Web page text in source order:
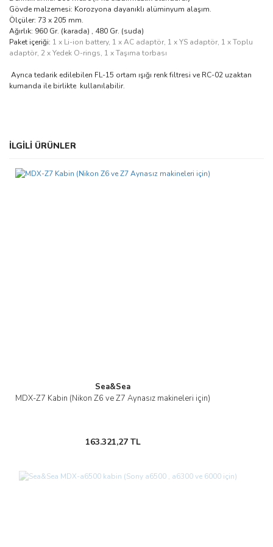
Gövde malzemesi: Korozyona dayanıklı alüminyum alaşım.
Ölçüler: 73 x 205 mm.
Ağırlık: 960 Gr. (karada) , 480 Gr. (suda)
Paket içeriği: 1 x Li-ion battery, 1 x AC adaptör, 1 x YS adaptör, 1 x Toplu
adaptör, 2 x Yedek O-rings, 1 x Taşıma torbası
Ayrıca tedarik edilebilen FL-15 ortam ışığı renk filtresi ve RC-02 uzaktan
kumanda ile birlikte kullanılabilir.
Bu ürünün fiyat bilgisi, resim, ürün açıklamalarında ve diğer
konularda yetersiz gördüğünüz noktaları öneri formunu kullanarak
Görüş ve önerileriniz için teşekkür ederiz.
İLGİLİ ÜRÜNLER
Sea&Sea
MDX-Z7 Kabin (Nikon Z6 ve Z7 Aynasız makineleri için)
163.321,27 TL